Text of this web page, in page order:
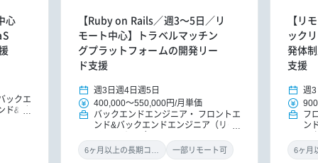
心
ックエ
ド&バ
【Ruby on Rails／週3～5日／リ
モート中心】トラベルマッチン
グプラットフォームの開発リー
ド支援
週3日 週4日 週5日
400,000～550,000円/月単価
バックエンドエンジニア
フロントエ
ンド&バックエンドエンジニア（リー
一部リモート可
【リ
ック
発体
支援
週3
フ
ン
ニ